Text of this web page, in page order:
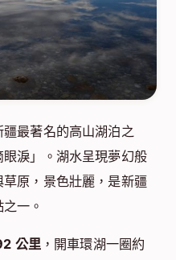
最著名的高山湖泊之
淚」。湖水呈現夢幻般
原，景色壯麗，是新疆
一。
公里，開車環湖一圈約